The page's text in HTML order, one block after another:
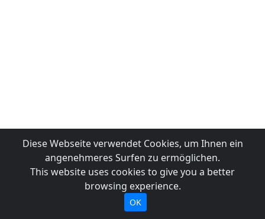
Diese Webseite verwendet Cookies, um Ihnen ein
angenehmeres Surfen zu ermöglichen.
This website uses cookies to give you a better
browsing experience.
OK